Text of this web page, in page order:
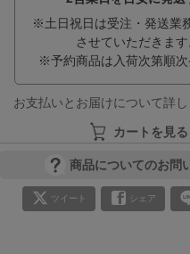
※土日祝日は受注・発送業
させていただきます
※予約商品は入荷次第順次
お支払いとお届けについて詳し
カートを見る
商品についてのお問
ツイート シェア